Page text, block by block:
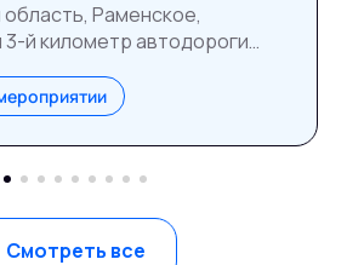
Раменское,
й километр автодороги
Смотреть все